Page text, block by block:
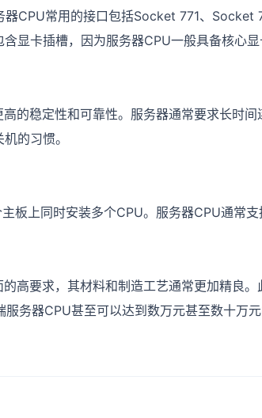
CPU常用的接口包括Socket 771、
显卡插槽，因为服务器CPU一般具备核心显
的稳定性和可靠性。服务器通常要求长时
的习惯。
板上同时安装多个CPU。服务器CPU通常
高要求，其材料和制造工艺通常更加精良
务器CPU甚至可以达到数万元甚至数十万元